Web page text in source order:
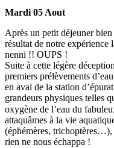
Mardi 05 Aout
Après un petit déjeuner
résultat de notre
nenni !! OUPS !
Suite à cette légère
premiers prélèvements
en aval de la station
grandeurs physiques telles
oxygène de l’eau du
attaquâmes à la vie
(éphémères, trichoptères…),
rien ne nous échappa !